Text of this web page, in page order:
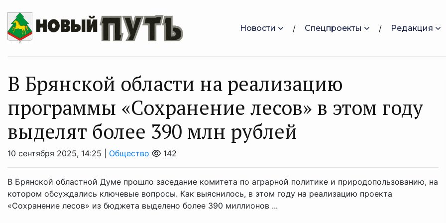
Новости Спецпроекты Редакция
В Брянской области на реализацию
программы «Сохранение лесов» в этом году
выделят более 390 млн рублей
10 сентября 2025, 14:25 | Общество 142
В Брянской областной Думе прошло заседание комитета по аграрной политике и природопользованию, на
котором обсуждались ключевые вопросы. Как выяснилось, в этом году на реализацию проекта
«Сохранение лесов» из бюджета выделено более 390 миллионов ...